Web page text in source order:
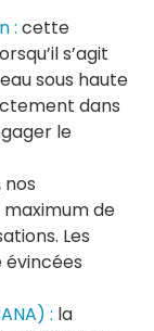
: cette
s’agit
sous haute
dans
le
de
Les
évincées
: la